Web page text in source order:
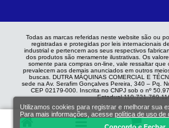
Todas as marcas referidas neste website são ou
registradas e protegidas por leis internacionais
industrial e pertencem aos seus respectivos
dos produtos são meramente ilustrativas. Os
somente para compras on-line, vale ressaltar que
prevalecem aos demais anunciados em outros
buscas. DUTRA MÁQUINAS COMERCIAL E
sede na Av. Serafim Gonçalves Pereira, 340 – Pq.
CEP 02179-000. Inscrita no CNPJ sob o nº
Estadual
Utilizamos cookies para registrar e melhorar sua
Para mais informações, acessepolítica de uso de
Concordo e Fechar